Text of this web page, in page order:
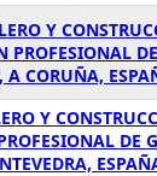
Y
PROFESIONAL
A CORUÑA,
Y
DE